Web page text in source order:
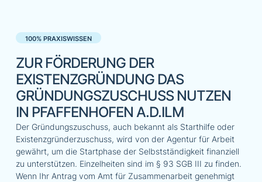
100% PRAXISWISSEN
ZUR FÖRDERUNG DER
EXISTENZGRÜNDUNG DAS
GRÜNDUNGSZUSCHUSS NUTZEN
IN PFAFFENHOFEN A.D.ILM
Der Gründungszuschuss, auch bekannt als Starthilfe oder
Existenzgründerzuschuss, wird von der Agentur für Arbeit
gewährt, um die Startphase der Selbstständigkeit finanziell
zu unterstützen. Einzelheiten sind im § 93 SGB III zu finden.
Wenn Ihr Antrag vom Amt für Zusammenarbeit genehmigt